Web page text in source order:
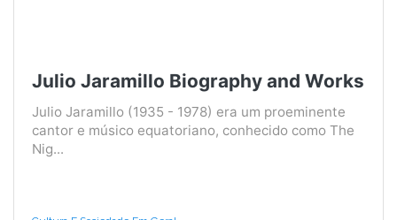
Julio Jaramillo Biography and Works
Julio Jaramillo (1935 - 1978) era um proeminente
cantor e músico equatoriano, conhecido como The
Nig...